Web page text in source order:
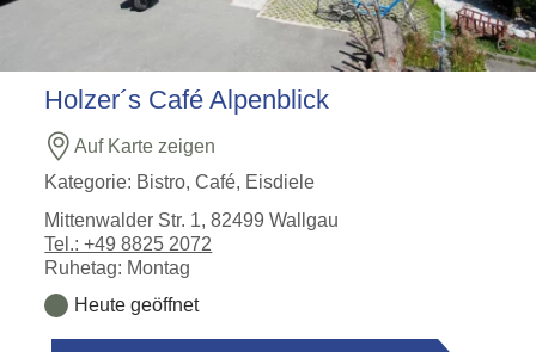
Holzer´s Café Alpenblick
Auf Karte zeigen
Kategorie: Bistro, Café, Eisdiele
Mittenwalder Str. 1, 82499 Wallgau
Tel.: +49 8825 2072
Ruhetag: Montag
Heute geöffnet